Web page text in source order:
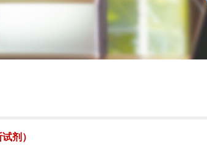
剂）